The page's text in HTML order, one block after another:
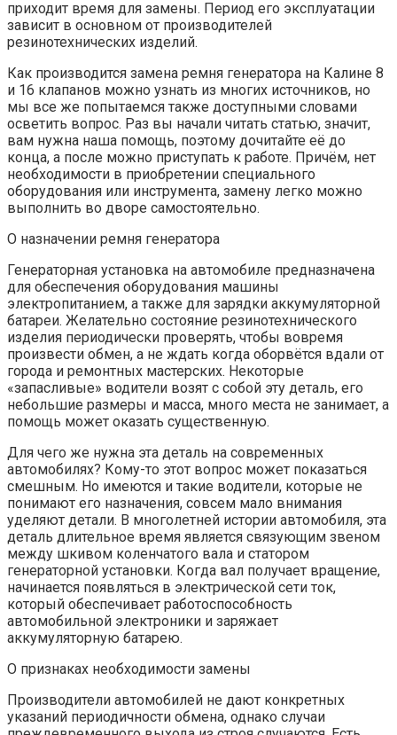
приходит время для замены. Период его эксплуатации
зависит в основном от производителей
резинотехнических изделий.
Как производится замена ремня генератора на Калине 8
и 16 клапанов можно узнать из многих источников, но
мы все же попытаемся также доступными словами
осветить вопрос. Раз вы начали читать статью, значит,
вам нужна наша помощь, поэтому дочитайте её до
конца, а после можно приступать к работе. Причём, нет
необходимости в приобретении специального
оборудования или инструмента, замену легко можно
выполнить во дворе самостоятельно.
О назначении ремня генератора
Генераторная установка на автомобиле предназначена
для обеспечения оборудования машины
электропитанием, а также для зарядки аккумуляторной
батареи. Желательно состояние резинотехнического
изделия периодически проверять, чтобы вовремя
произвести обмен, а не ждать когда оборвётся вдали от
города и ремонтных мастерских. Некоторые
«запасливые» водители возят с собой эту деталь, его
небольшие размеры и масса, много места не занимает, а
помощь может оказать существенную.
Для чего же нужна эта деталь на современных
автомобилях? Кому-то этот вопрос может показаться
смешным. Но имеются и такие водители, которые не
понимают его назначения, совсем мало внимания
уделяют детали. В многолетней истории автомобиля, эта
деталь длительное время является связующим звеном
между шкивом коленчатого вала и статором
генераторной установки. Когда вал получает вращение,
начинается появляться в электрической сети ток,
который обеспечивает работоспособность
автомобильной электроники и заряжает
аккумуляторную батарею.
О признаках необходимости замены
Производители автомобилей не дают конкретных
указаний периодичности обмена, однако случаи